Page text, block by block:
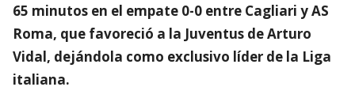
65 minutos en el empate 0-0 entre Cagliari y AS
Roma, que favoreció a la Juventus de Arturo
Vidal, dejándola como exclusivo líder de la Liga
italiana.